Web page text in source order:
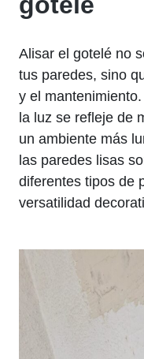
Alisar el gotelé no
tus paredes, sino
y el
la luz se refleje de
un ambiente más
las paredes lisas
diferentes tipos de
versatilidad